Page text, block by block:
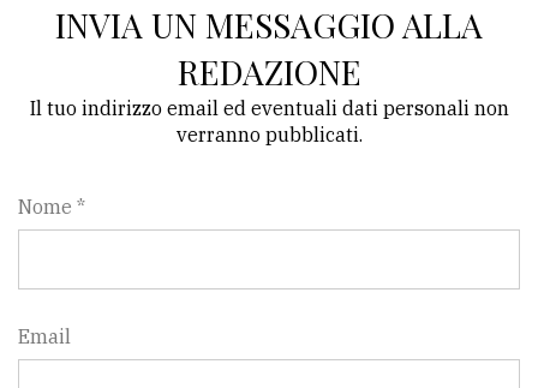
INVIA UN MESSAGGIO ALLA
REDAZIONE
Il tuo indirizzo email ed eventuali dati personali non
verranno pubblicati.
Nome *
Email